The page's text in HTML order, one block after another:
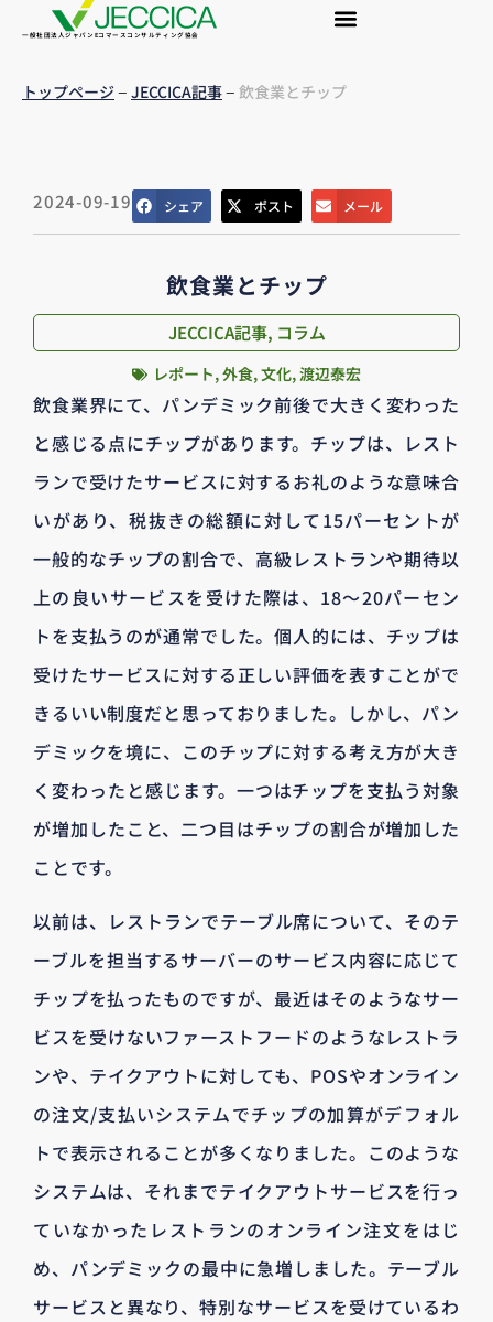
一般社団法人ジャパンEコマースコンサルティング協会
トップページ– JECCICA記事– 飲食業とチップ
2024-09-19 シェア ポスト メール
飲食業とチップ
JECCICA記事, コラム
レポート,外食,文化,渡辺泰宏
飲食業界にて、パンデミック前後で大きく変わった
と感じる点にチップがあります。チップは、レスト
ランで受けたサービスに対するお礼のような意味合
いがあり、税抜きの総額に対して15パーセントが
一般的なチップの割合で、高級レストランや期待以
上の良いサービスを受けた際は、18～20パーセン
トを支払うのが通常でした。個人的には、チップは
受けたサービスに対する正しい評価を表すことがで
きるいい制度だと思っておりました。しかし、パン
デミックを境に、このチップに対する考え方が大き
く変わったと感じます。一つはチップを支払う対象
が増加したこと、二つ目はチップの割合が増加した
ことです。
以前は、レストランでテーブル席について、そのテ
ーブルを担当するサーバーのサービス内容に応じて
チップを払ったものですが、最近はそのようなサー
ビスを受けないファーストフードのようなレストラ
ンや、テイクアウトに対しても、POSやオンライン
の注文/支払いシステムでチップの加算がデフォル
トで表示されることが多くなりました。このような
システムは、それまでテイクアウトサービスを行っ
ていなかったレストランのオンライン注文をはじ
め、パンデミックの最中に急増しました。テーブル
サービスと異なり、特別なサービスを受けているわ